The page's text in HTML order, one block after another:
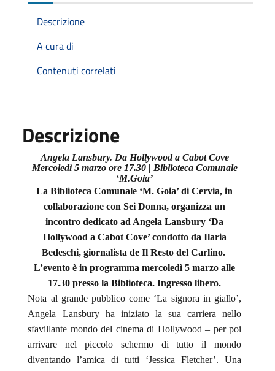
Descrizione
A cura di
Contenuti correlati
Descrizione
Angela Lansbury. Da Hollywood a Cabot Cove
Mercoledì 5 marzo ore 17.30 | Biblioteca Comunale
‘M.Goia’
La Biblioteca Comunale ‘M. Goia’ di Cervia, in
collaborazione con Sei Donna, organizza un
incontro dedicato ad Angela Lansbury ‘Da
Hollywood a Cabot Cove’ condotto da Ilaria
Bedeschi, giornalista de Il Resto del Carlino.
L’evento è in programma mercoledì 5 marzo alle
17.30 presso la Biblioteca. Ingresso libero.
Nota al grande pubblico come ‘La signora in giallo’,
Angela Lansbury ha iniziato la sua carriera nello
sfavillante mondo del cinema di Hollywood – per poi
arrivare nel piccolo schermo di tutto il mondo
diventando l’amica di tutti ‘Jessica Fletcher’. Una